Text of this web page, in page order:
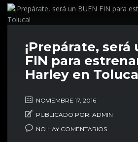
¡Prepárate, será
FIN para
Harley en
NOVIEMBRE 17, 2016
PUBLICADO POR: ADMIN
NO HAY COMENTARIOS